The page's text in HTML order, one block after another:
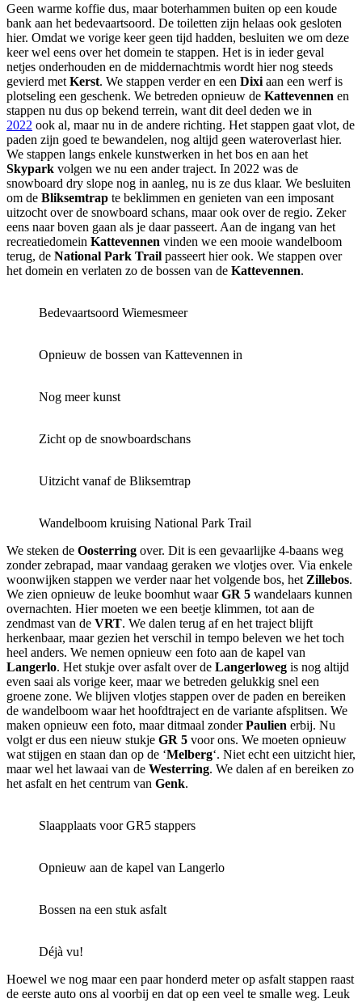
Geen warme koffie dus, maar boterhammen buiten op een koude
bank aan het bedevaartsoord. De toiletten zijn helaas ook gesloten
hier. Omdat we vorige keer geen tijd hadden, besluiten we om deze
keer wel eens over het domein te stappen. Het is in ieder geval
netjes onderhouden en de middernachtmis wordt hier nog steeds
gevierd met Kerst. We stappen verder en een Dixi aan een werf is
plotseling een geschenk. We betreden opnieuw de Kattevennen en
stappen nu dus op bekend terrein, want dit deel deden we in
2022 ook al, maar nu in de andere richting. Het stappen gaat vlot, de
paden zijn goed te bewandelen, nog altijd geen wateroverlast hier.
We stappen langs enkele kunstwerken in het bos en aan het
Skypark volgen we nu een ander traject. In 2022 was de
snowboard dry slope nog in aanleg, nu is ze dus klaar. We besluiten
om de Bliksemtrap te beklimmen en genieten van een imposant
uitzocht over de snowboard schans, maar ook over de regio. Zeker
eens naar boven gaan als je daar passeert. Aan de ingang van het
recreatiedomein Kattevennen vinden we een mooie wandelboom
terug, de National Park Trail passeert hier ook. We stappen over
het domein en verlaten zo de bossen van de Kattevennen.
Bedevaartsoord Wiemesmeer
Opnieuw de bossen van Kattevennen in
Nog meer kunst
Zicht op de snowboardschans
Uitzicht vanaf de Bliksemtrap
Wandelboom kruising National Park Trail
We steken de Oosterring over. Dit is een gevaarlijke 4-baans weg
zonder zebrapad, maar vandaag geraken we vlotjes over. Via enkele
woonwijken stappen we verder naar het volgende bos, het Zillebos.
We zien opnieuw de leuke boomhut waarGR 5 wandelaars kunnen
overnachten. Hier moeten we een beetje klimmen, tot aan de
zendmast van de VRT. We dalen terug af en het traject blijft
herkenbaar, maar gezien het verschil in tempo beleven we het toch
heel anders. We nemen opnieuw een foto aan de kapel van
Langerlo. Het stukje over asfalt over de Langerloweg is nog altijd
even saai als vorige keer, maar we betreden gelukkig snel een
groene zone. We blijven vlotjes stappen over de paden en bereiken
de wandelboom waar het hoofdtraject en de variante afsplitsen. We
maken opnieuw een foto, maar ditmaal zonderPaulien erbij. Nu
volgt er dus een nieuw stukje GR 5 voor ons. We moeten opnieuw
wat stijgen en staan dan op de ‘Melberg‘. Niet echt een uitzicht hier,
maar wel het lawaai van de Westerring. We dalen af en bereiken zo
het asfalt en het centrum van Genk.
Slaapplaats voor GR5 stappers
Opnieuw aan de kapel van Langerlo
Bossen na een stuk asfalt
Déjà vu!
Hoewel we nog maar een paar honderd meter op asfalt stappen raast
de eerste auto ons al voorbij en dat op een veel te smalle weg. Leuk